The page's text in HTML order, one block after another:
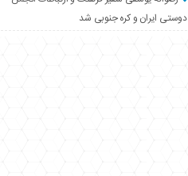
دوستی ایران و کره جنوبی شد